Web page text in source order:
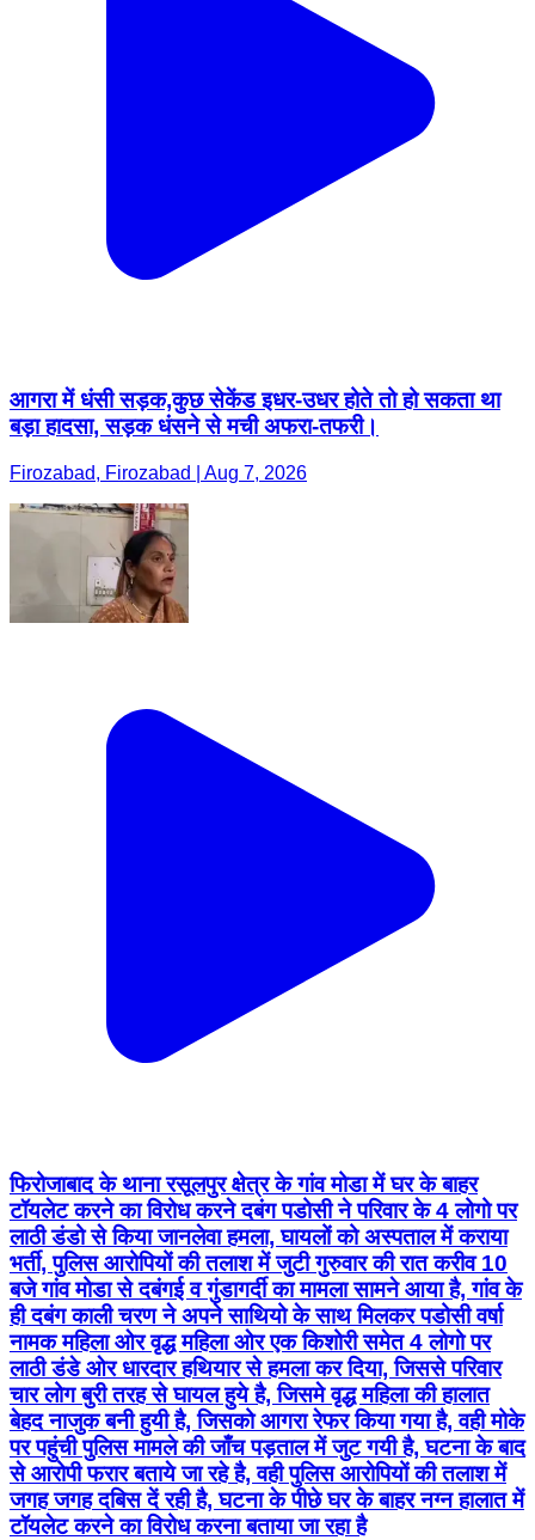
आगरा में धंसी सड़क,कुछ सेकेंड इधर-उधर होते तो हो सकता था
बड़ा हादसा, सड़क धंसने से मची अफरा-तफरी।
Firozabad, Firozabad | Aug 7, 2026
फिरोजाबाद के थाना रसूलपुर क्षेत्र के गांव मोडा में घर के बाहर
टॉयलेट करने का विरोध करने दबंग पडोसी ने परिवार के 4 लोगो पर
लाठी डंडो से किया जानलेवा हमला, घायलों को अस्पताल में कराया
भर्ती, पुलिस आरोपियों की तलाश में जुटी गुरुवार की रात करीव 10
बजे गांव मोडा से दबंगई व गुंडागर्दी का मामला सामने आया है, गांव के
ही दबंग काली चरण ने अपने साथियो के साथ मिलकर पडोसी वर्षा
नामक महिला ओर वृद्ध महिला ओर एक किशोरी समेत 4 लोगो पर
लाठी डंडे ओर धारदार हथियार से हमला कर दिया, जिससे परिवार
चार लोग बुरी तरह से घायल हुये है, जिसमे वृद्ध महिला की हालात
बेहद नाजुक बनी हुयी है, जिसको आगरा रेफर किया गया है, वही मोके
पर पहुंची पुलिस मामले की जाँच पड़ताल में जुट गयी है, घटना के बाद
से आरोपी फरार बताये जा रहे है, वही पुलिस आरोपियों की तलाश में
जगह जगह दबिस दें रही है, घटना के पीछे घर के बाहर नग्न हालात में
टॉयलेट करने का विरोध करना बताया जा रहा है